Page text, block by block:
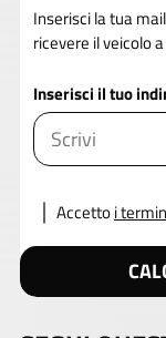
Inserisci la tua
ricevere il veicolo
Inserisci il tuo
Accettoi